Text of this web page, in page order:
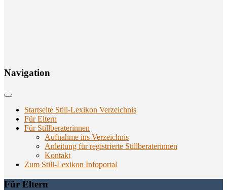
Navi­ga­ti­on
Startseite Still-Lexikon Verzeichnis
Für Eltern
Für Stillberaterinnen
Aufnahme ins Verzeichnis
Anlei­tung für regis­trier­te Stillberaterinnen
Kon­takt
Zum Still-Lexikon Infoportal
Für Eltern